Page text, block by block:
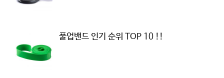
풀업밴드 인기 순위 TOP 10 !!